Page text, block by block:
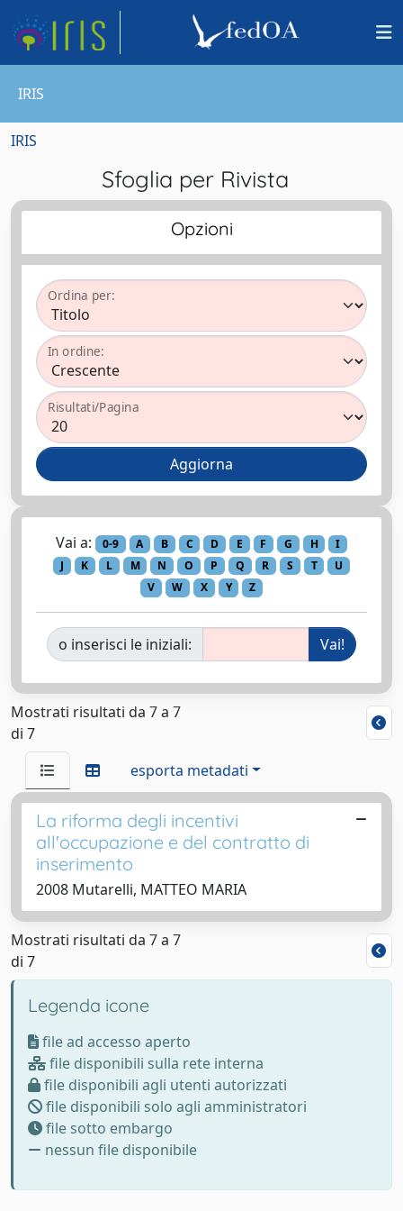
IRIS
IRIS
Sfoglia per Rivista
Opzioni
Ordina per:
In ordine:
Risultati/Pagina
Vai a: 0-9 A B C D E F G H
I
J
K L M N O P Q R S T
U
V
W X Y Z
o inserisci le iniziali:
Mostrati risultati da 7 a 7
di 7
esporta metadati
La riforma degli incentivi
all'occupazione e del contratto di
inserimento
2008 Mutarelli, MATTEO MARIA
Mostrati risultati da 7 a 7
di 7
Legenda icone
file ad accesso aperto
file disponibili sulla rete interna
file disponibili agli utenti autorizzati
file disponibili solo agli amministratori
file sotto embargo
nessun file disponibile